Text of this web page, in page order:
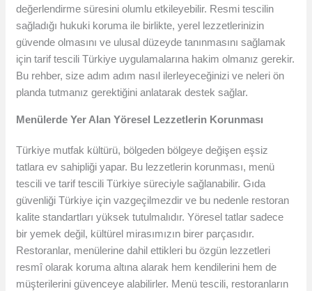
değerlendirme süresini olumlu etkileyebilir. Resmi tescilin
sağladığı hukuki koruma ile birlikte, yerel lezzetlerinizin
güvende olmasını ve ulusal düzeyde tanınmasını sağlamak
için tarif tescili Türkiye uygulamalarına hakim olmanız gerekir.
Bu rehber, size adım adım nasıl ilerleyeceğinizi ve neleri ön
planda tutmanız gerektiğini anlatarak destek sağlar.
Menülerde Yer Alan Yöresel Lezzetlerin Korunması
Türkiye mutfak kültürü, bölgeden bölgeye değişen eşsiz
tatlara ev sahipliği yapar. Bu lezzetlerin korunması, menü
tescili ve tarif tescili Türkiye süreciyle sağlanabilir. Gıda
güvenliği Türkiye için vazgeçilmezdir ve bu nedenle restoran
kalite standartları yüksek tutulmalıdır. Yöresel tatlar sadece
bir yemek değil, kültürel mirasımızın birer parçasıdır.
Restoranlar, menülerine dahil ettikleri bu özgün lezzetleri
resmî olarak koruma altına alarak hem kendilerini hem de
müşterilerini güvenceye alabilirler. Menü tescili, restoranların